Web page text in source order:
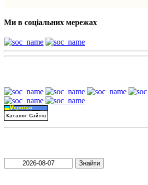
Ми в соціальних мережах
Знайти